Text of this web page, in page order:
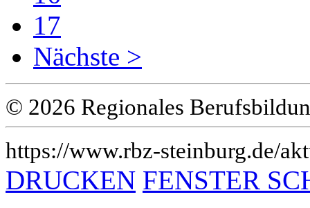
17
Nächste >
© 2026 Regionales
https://www.rbz-steinburg.de/
DRUCKEN FENSTER